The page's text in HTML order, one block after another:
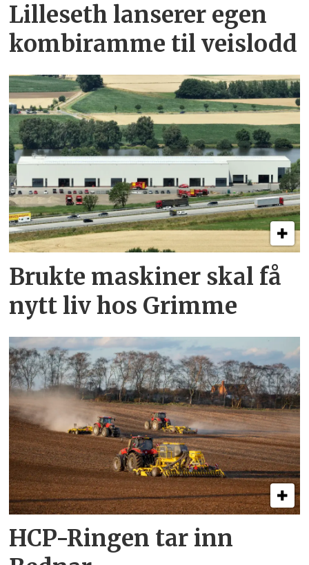
Lilleseth lanserer egen
kombi­ramme til veislodd
Brukte maskiner skal få
nytt liv hos Grimme
HCP-Ringen tar inn